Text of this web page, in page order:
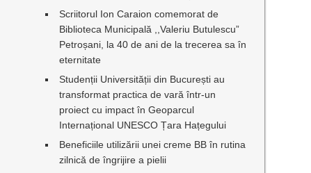
Scriitorul Ion Caraion comemorat de
Biblioteca Municipală ,,Valeriu Butulescu”
Petroșani, la 40 de ani de la trecerea sa în
eternitate
Studenții Universității din București au
transformat practica de vară într-un
proiect cu impact în Geoparcul
Internațional UNESCO Țara Hațegului
Beneficiile utilizării unei creme BB în rutina
zilnică de îngrijire a pielii